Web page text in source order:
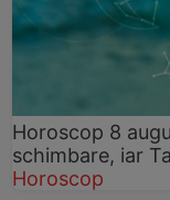
Horoscop 8
schimbare, iar
Horoscop